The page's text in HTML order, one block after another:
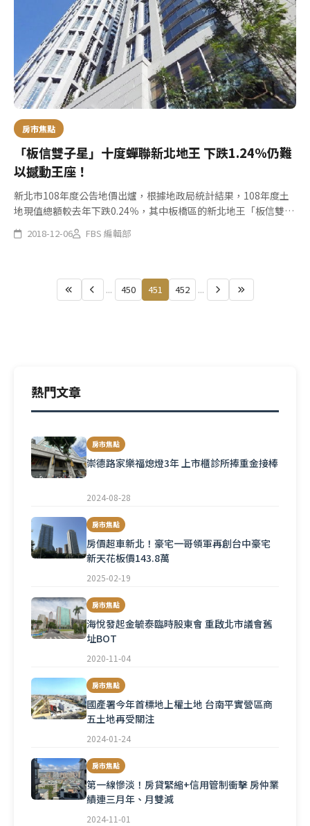
房市焦點
「板信雙子星」十度蟬聯新北地王 下跌1.24％仍難
以撼動王座！
新北市108年度公告地價出爐，根據地政局統計結果，108年度土
地現值總額較去年下跌0.24％，其中板橋區的新北地王「板信雙子
星」下跌1.24％。
2018-12-06 FBS 編輯部
... 450 451 452 ...
熱門文章
房市焦點
崇德路家樂福熄燈3年 上市櫃診所捧重金接棒
2024-08-28
房市焦點
房價超車新北！豪宅一哥領軍再創台中豪宅
新天花板價143.8萬
2025-02-19
房市焦點
海悅發起金毓泰臨時股東會 重啟北市議會舊
址BOT
2020-11-04
房市焦點
國產署今年首標地上權土地 台南平實營區商
五土地再受關注
2024-01-24
房市焦點
第一線慘淡！房貸緊縮+信用管制衝擊 房仲業
績連三月年、月雙減
2024-11-01